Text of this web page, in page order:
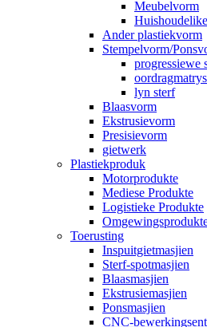
Meubelvorm
Ander plastiekvorm
Stempelvorm/
progressiewe
lyn sterf
Blaasvorm
Ekstrusievorm
Presisievorm
gietwerk
Plastiekproduk
Motorprodukte
Mediese Produkte
Logistieke Produkte
Toerusting
Inspuitgietmasjien
Sterf-spotmasjien
Blaasmasjien
Ekstrusiemasjien
Ponsmasjien
CNC-